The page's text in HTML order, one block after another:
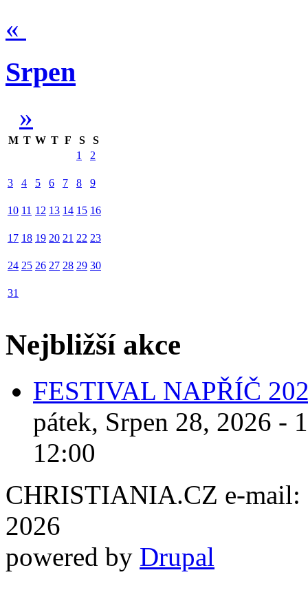
«
Srpen
»
M T W T F S
S
1
2
3 4 5 6 7 8 9
10 11 12 13 14 15 16
17 18 19 20 21 22 23
24 25 26 27 28 29 30
31
Nejbližší akce
FESTIVAL NAPŘÍČ
pátek, Srpen 28, 2026 -
12:00
CHRISTIANIA.CZ e-mail:
2026
powered by Drupal